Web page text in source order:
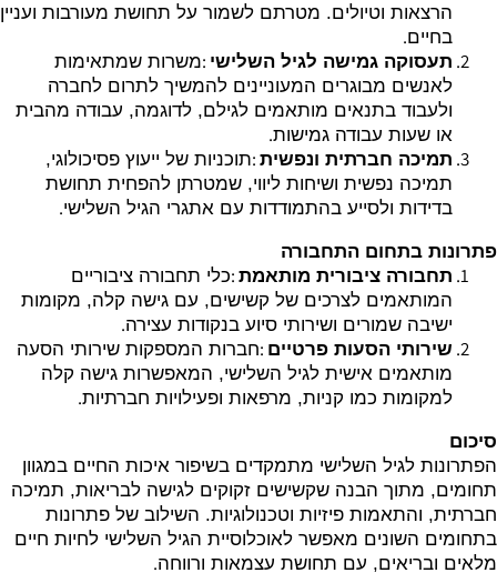
הרצאות וטיולים. מטרתם לשמור על תחושת מעורבות ועניין
בחיים.
תעסוקה גמישה לגיל השלישי :משרות שמתאימות
לאנשים מבוגרים המעוניינים להמשיך לתרום לחברה
ולעבוד בתנאים מותאמים לגילם, לדוגמה, עבודה מהבית
או שעות עבודה גמישות.
תמיכה חברתית ונפשית :תוכניות של ייעוץ פסיכולוגי,
תמיכה נפשית ושיחות ליווי, שמטרתן להפחית תחושת
בדידות ולסייע בהתמודדות עם אתגרי הגיל השלישי.
פתרונות בתחום התחבורה
תחבורה ציבורית מותאמת :כלי תחבורה ציבוריים
המותאמים לצרכים של קשישים, עם גישה קלה, מקומות
ישיבה שמורים ושירותי סיוע בנקודות עצירה.
שירותי הסעות פרטיים :חברות המספקות שירותי הסעה
מותאמים אישית לגיל השלישי, המאפשרות גישה קלה
למקומות כמו קניות, מרפאות ופעילויות חברתיות.
סיכום
הפתרונות לגיל השלישי מתמקדים בשיפור איכות החיים במגוון
תחומים, מתוך הבנה שקשישים זקוקים לגישה לבריאות, תמיכה
חברתית, והתאמות פיזיות וטכנולוגיות. השילוב של פתרונות
בתחומים השונים מאפשר לאוכלוסיית הגיל השלישי לחיות חיים
מלאים ובריאים, עם תחושת עצמאות ורווחה.